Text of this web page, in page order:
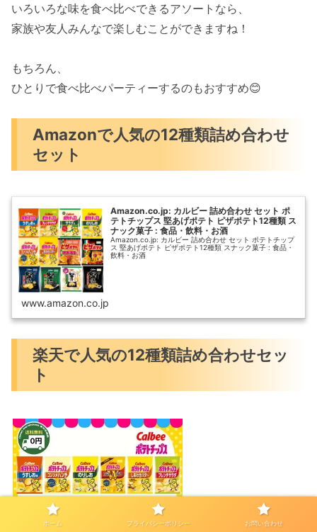
いろいろな味を食べ比べできるアソートなら、
家族や友人みんなで楽しむことができますね！
もちろん、
ひとりで食べ比べパーティーするのもおすすめ😊
Amazonで人気の12種類詰め合わせ
セット
Amazon.co.jp: カルビー 詰め合わせ セット ポ
テトチップス 堅あげポテト ピザポテト12種類 ス
ナック菓子 : 食品・飲料・お酒
Amazon.co.jp: カルビー 詰め合わせ セット ポテトチップ
ス 堅あげポテト ピザポテト12種類 スナック菓子 : 食品・
飲料・お酒
www.amazon.co.jp
楽天で人気の12種類詰め合わせセッ
ト
カルビー ポテトチップ
ホーム プライバシーポリシー お問い合わせ